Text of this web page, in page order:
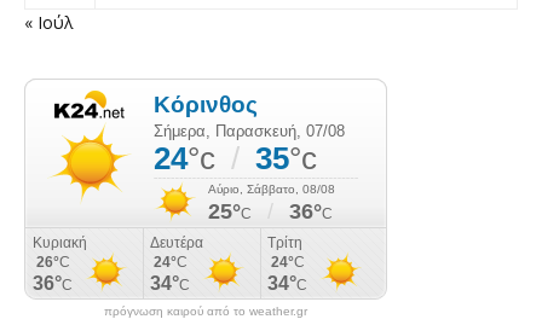
« Ιούλ
πρόγνωση καιρού από το weather.gr